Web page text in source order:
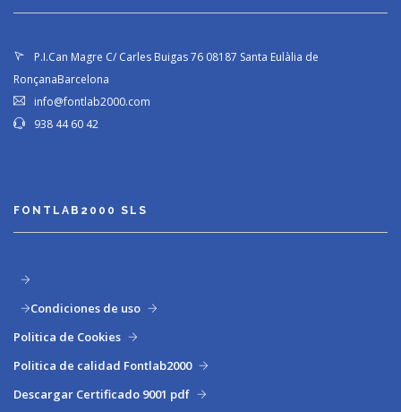
P.I.Can Magre C/ Carles Buigas 76 08187 Santa Eulàlia de
RonçanaBarcelona
info@fontlab2000.com
938 44 60 42
FONTLAB2000 SLS
Condiciones de uso
Politica de Cookies
Politica de calidad Fontlab2000
Descargar Certificado 9001 pdf